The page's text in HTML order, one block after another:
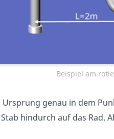
Beispiel am
genau in dem
hindurch auf das Rad.